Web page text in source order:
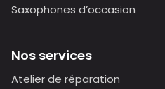
Saxophones d’occasion
Nos services
Atelier de réparation